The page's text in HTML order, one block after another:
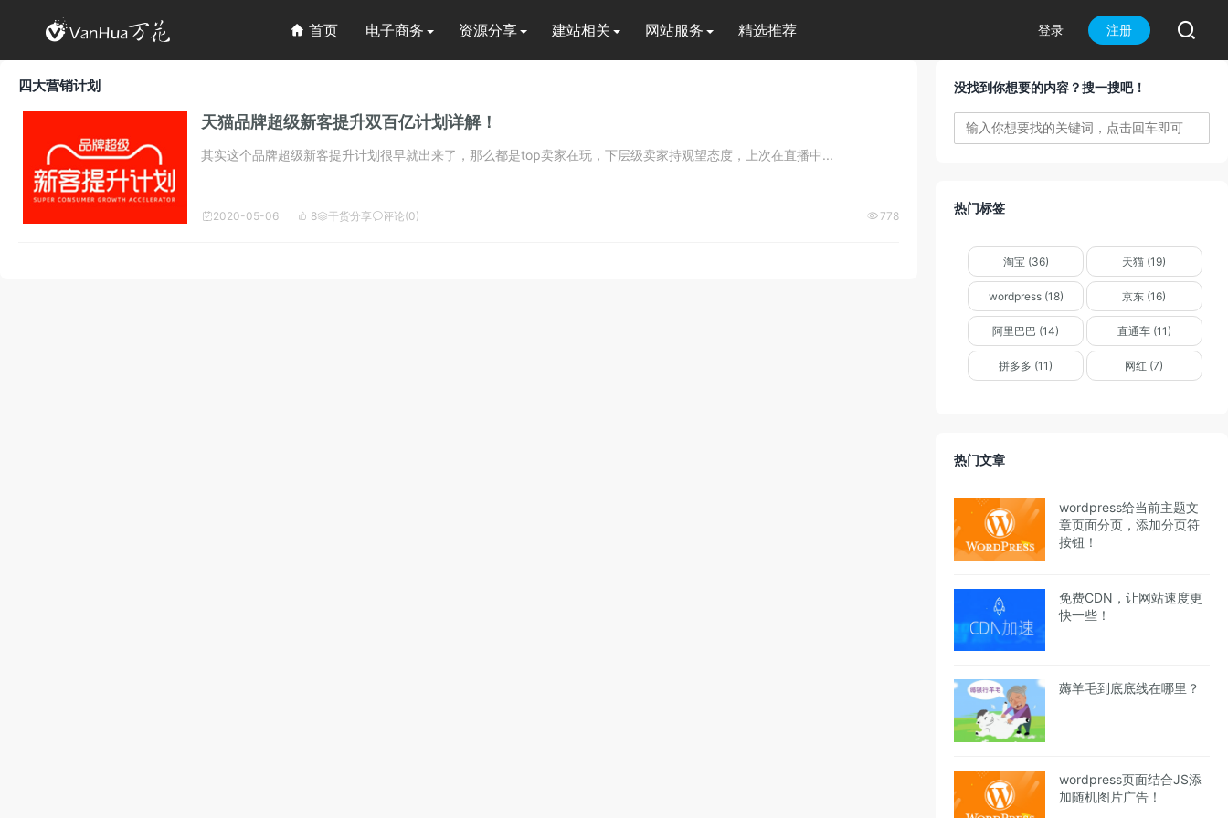
  首页 电子商务 资源分享 建站相关 网站服务 精选推荐 
登录 注册
四大营销计划
天猫品牌超级新客提升双百亿计划详解！
其实这个品牌超级新客提升计划很早就出来了，那么都是top卖家在玩，下层级卖家持观望态度，上次在直播中...
2020-05-06  8 778
干货分享评论(0)
没找到你想要的内容？搜一搜吧！
热门标签
淘宝 (36) 天猫 (19)
wordpress (18) 京东 (16)
阿里巴巴 (14) 直通车 (11)
拼多多 (11) 网红 (7)
热门文章
wordpress给当前主题文
章页面分页，添加分页符
按钮！
免费CDN，让网站速度更
快一些！
薅羊毛到底底线在哪里？
wordpress页面结合JS添
加随机图片广告！